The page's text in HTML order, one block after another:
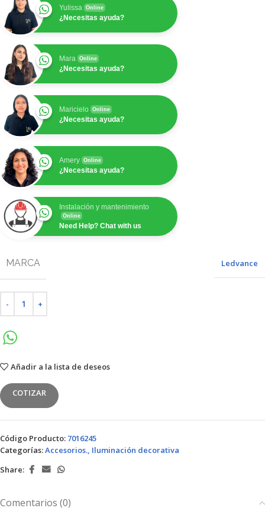
Yulissa Online
¿Necesitas ayuda?
Mara Online
¿Necesitas ayuda?
Maricielo Online
¿Necesitas ayuda?
Amery Online
¿Necesitas ayuda?
Instalación y mantenimiento
Online
Need Help? Chat with us
MARCA Ledvance
Añadir a la lista de deseos
COTIZAR
Código Producto: 7016245
Categorías:Accesorios., Iluminación decorativa
Share:
Comentarios (0)